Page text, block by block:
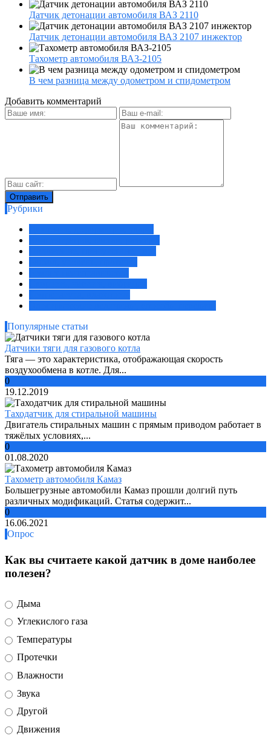
Датчик детонации автомобиля ВАЗ 2110
Датчик детонации автомобиля ВАЗ 2107 инжектор
Тахометр автомобиля ВАЗ-2105
В чем разница между одометром и спидометром
Добавить комментарий
Рубрики
Популярные статьи
Датчики тяги для газового котла
Тяга — это характеристика, отображающая скорость
воздухообмена в котле. Для...
0
19.12.2019
Таходатчик для стиральной машины
Двигатель стиральных машин с прямым приводом работает в
тяжёлых условиях,...
0
01.08.2020
Тахометр автомобиля Камаз
Большегрузные автомобили Камаз прошли долгий путь
различных модификаций. Статья содержит...
0
16.06.2021
Опрос
Как вы считаете какой датчик в доме наиболее
полезен?
Дыма
Углекислого газа
Температуры
Протечки
Влажности
Звука
Другой
Движения